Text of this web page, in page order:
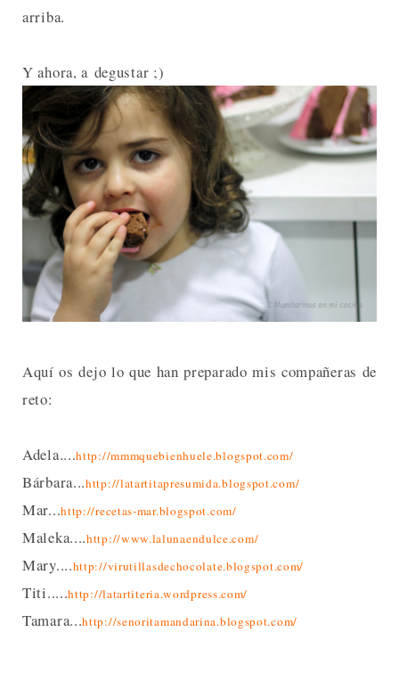
arriba.
Y ahora, a degustar ;)
Aquí os dejo lo que han preparado mis compañeras de
reto:
Adela....http://mmmquebienhuele.blogspot.com/
Bárbara...http://latartitapresumida.blogspot.com/
Mar...http://recetas-mar.blogspot.com/
Maleka....http://www.lalunaendulce.com/
Mary....http://virutillasdechocolate.blogspot.com/
Titi.....http://latartiteria.wordpress.com/
Tamara...http://senoritamandarina.blogspot.com/